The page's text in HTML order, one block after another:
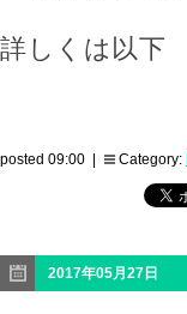
詳しくは以下
posted 09:00 | Category:
2017年05月27日